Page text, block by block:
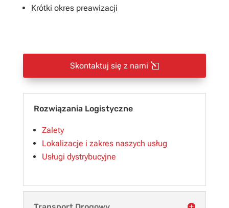
Krótki okres preawizacji
Skontaktuj się z nami
Rozwiązania Logistyczne
Zalety
Lokalizacje i zakres naszych usług
Usługi dystrybucyjne